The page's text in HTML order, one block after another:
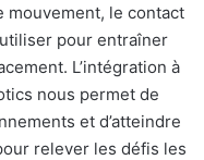
le contact
pour entraîner
L’intégration à
nous permet de
et d’atteindre
relever les défis les